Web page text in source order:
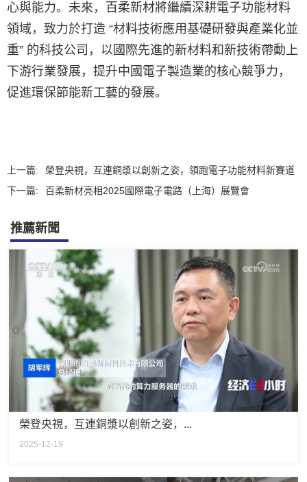
心與能力。未來，百柔新材將繼續深耕電子功能材料
領域，致力於打造 “材料技術應用基礎研發與產業化並
重” 的科技公司，以國際先進的新材料和新技術帶動上
下游行業發展，提升中國電子製造業的核心競爭力，
促進環保節能新工藝的發展。
上一篇:
榮登央視，互連銅漿以創新之姿，領跑電子功能材料新賽道
下一篇:
百柔新材亮相2025國際電子電路（上海）展覽會
推薦新聞
榮登央視，互連銅漿以創新之姿，...
2025-12-19